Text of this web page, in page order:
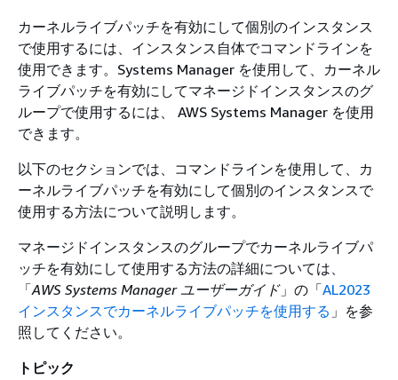
カーネルライブパッチを有効にして個別のインスタンス
で使用するには、インスタンス自体でコマンドラインを
使用できます。Systems Manager を使用して、カーネル
ライブパッチを有効にしてマネージドインスタンスのグ
ループで使用するには、 AWS Systems Manager を使用
できます。
以下のセクションでは、コマンドラインを使用して、カ
ーネルライブパッチを有効にして個別のインスタンスで
使用する方法について説明します。
マネージドインスタンスのグループでカーネルライブパ
ッチを有効にして使用する方法の詳細については、
「AWS Systems Manager ユーザーガイド」の「AL2023
インスタンスでカーネルライブパッチを使用する 」を参
照してください。
トピック